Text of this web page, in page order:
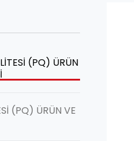
(PQ) ÜRÜN
(PQ) ÜRÜN VE